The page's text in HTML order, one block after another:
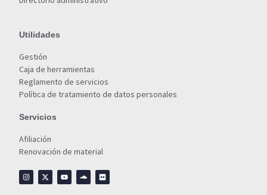
Utilidades
Gestión
Caja de herramientas
Reglamento de servicios
Política de tratamiento de datos personales
Servicios
Afiliación
Renovación de material